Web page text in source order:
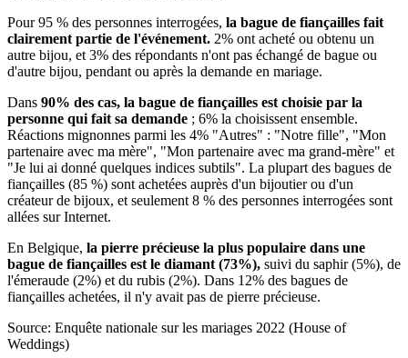
Pour 95 % des personnes interrogées, la bague de fiançailles fait
clairement partie de l'événement. 2% ont acheté ou obtenu un
autre bijou, et 3% des répondants n'ont pas échangé de bague ou
d'autre bijou, pendant ou après la demande en mariage.
Dans 90% des cas, la bague de fiançailles est choisie par la
personne qui fait sa demande ; 6% la choisissent ensemble.
Réactions mignonnes parmi les 4% "Autres" : "Notre fille", "Mon
partenaire avec ma mère", "Mon partenaire avec ma grand-mère" et
"Je lui ai donné quelques indices subtils". La plupart des bagues de
fiançailles (85 %) sont achetées auprès d'un bijoutier ou d'un
créateur de bijoux, et seulement 8 % des personnes interrogées sont
allées sur Internet.
En Belgique, la pierre précieuse la plus populaire dans une
bague de fiançailles est le diamant (73%), suivi du saphir (5%), de
l'émeraude (2%) et du rubis (2%). Dans 12% des bagues de
fiançailles achetées, il n'y avait pas de pierre précieuse.
Source: Enquête nationale sur les mariages 2022 (House of
Weddings)